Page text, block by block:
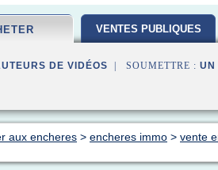
VENTES PUBLIQUES
DE VIDÉOS | SOUMETTRE : UN
aux encheres > encheres immo > vente